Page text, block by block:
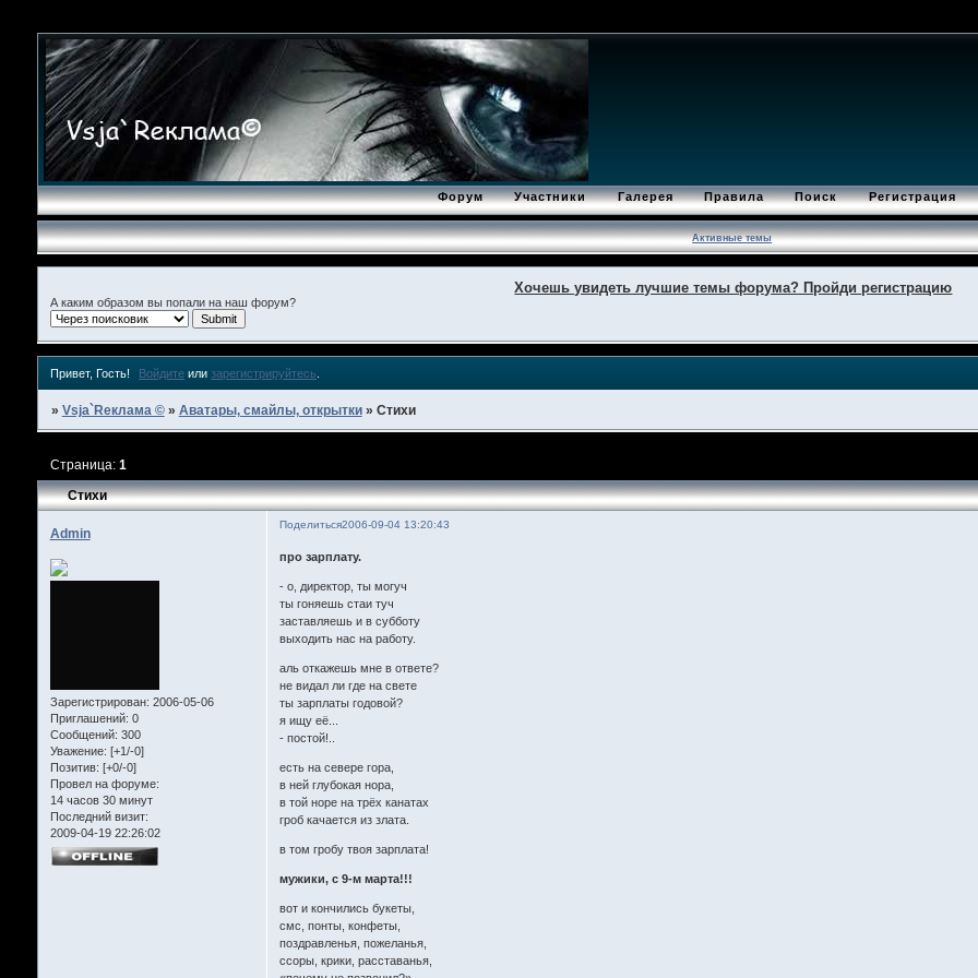
Форум Участники Галерея Правила Поиск Регистрация
Активные темы
Хочешь увидеть лучшие темы форума? Пройди регистрацию
А каким образом вы попали на наш форум?
Привет, Гость! Войдите или зарегистрируйтесь
» Vsja`Rеклама © » Аватары, смайлы, открытки » Стихи
Стихи
Страница: 1
Поделиться2006-09-04 13:20:43
Admin
Зарегистрирован: 2006-05-06
Приглашений: 0
Сообщений: 300
Уважение: [+1/-0]
Позитив: [+0/-0]
Провел на форуме:
14 часов 30 минут
Последний визит:
2009-04-19 22:26:02
про зарплату.
- о, директор, ты могуч
ты гоняешь стаи туч
заставляешь и в субботу
выходить нас на работу.
аль откажешь мне в ответе?
не видал ли где на свете
ты зарплаты годовой?
я ищу её...
- постой!..
есть на севере гора,
в ней глубокая нора,
в той норе на трёх канатах
гроб качается из злата.
в том гробу твоя зарплата!
мужики, с 9-м марта!!!
вот и кончились букеты,
смс, понты, конфеты,
поздравленья, пожеланья,
ссоры, крики, расставанья,